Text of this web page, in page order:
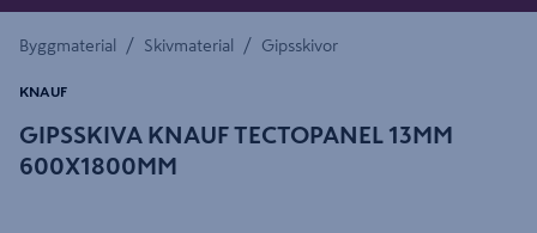
Byggmaterial / Skivmaterial / Gipsskivor
GIPSSKIVA KNAUF TECTOPANEL 13MM
600X1800MM
KNAUF